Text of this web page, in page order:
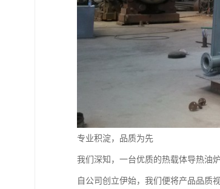
专业积淀，品质为先
我们深知，一台优质的热载体导热油
自公司创立伊始，我们便将产品品质